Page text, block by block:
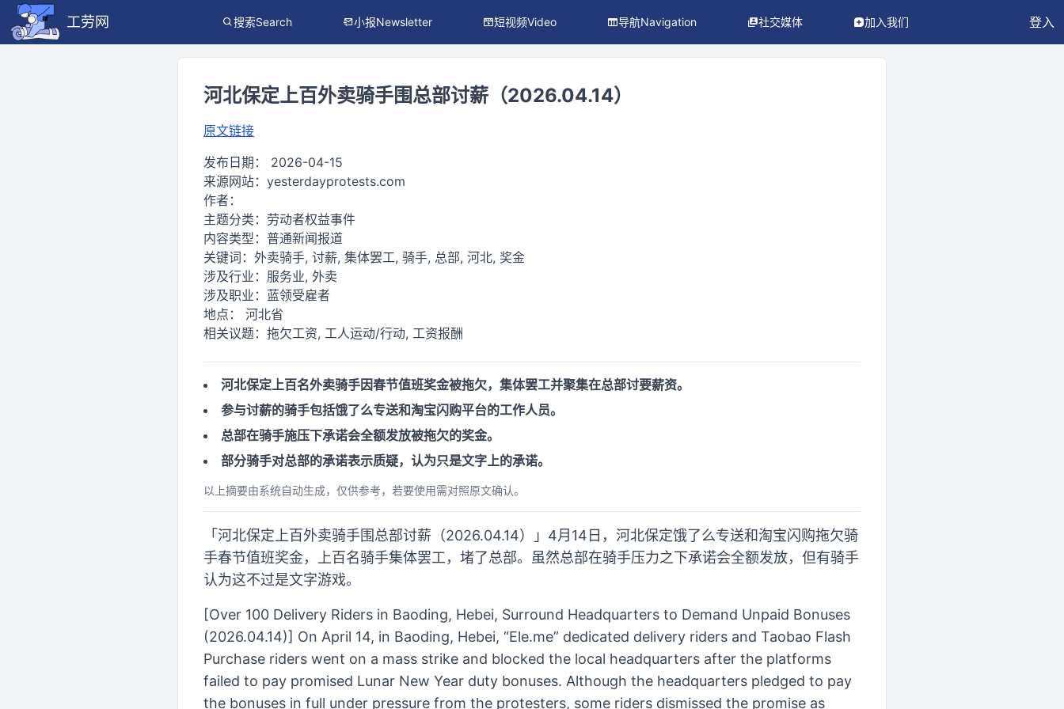
工劳网 搜索Search 小报Newsletter 短视频Video 导航Navigation 社交媒体 加入我们 登入
河北保定上百外卖骑手围总部讨薪（2026.04.14）
原文链接
发布日期： 2026-04-15
来源网站： yesterdayprotests.com
作者：
主题分类： 劳动者权益事件
内容类型： 普通新闻报道
关键词： 外卖骑手, 讨薪, 集体罢工, 骑手, 总部, 河北, 奖金
涉及行业： 服务业, 外卖
涉及职业： 蓝领受雇者
地点： 河北省
相关议题： 拖欠工资, 工人运动/行动, 工资报酬
河北保定上百名外卖骑手因春节值班奖金被拖欠，集体罢工并聚集在总部讨要薪资。
参与讨薪的骑手包括饿了么专送和淘宝闪购平台的工作人员。
总部在骑手施压下承诺会全额发放被拖欠的奖金。
部分骑手对总部的承诺表示质疑，认为只是文字上的承诺。
以上摘要由系统自动生成，仅供参考，若要使用需对照原文确认。
「河北保定上百外卖骑手围总部讨薪（2026.04.14）」4月14日，河北保定饿了么专送和淘宝闪购拖欠骑
手春节值班奖金，上百名骑手集体罢工，堵了总部。虽然总部在骑手压力之下承诺会全额发放，但有骑手
认为这不过是文字游戏。
[Over 100 Delivery Riders in Baoding, Hebei, Surround Headquarters to Demand Unpaid Bonuses
(2026.04.14)] On April 14, in Baoding, Hebei, “Ele.me” dedicated delivery riders and Taobao Flash
Purchase riders went on a mass strike and blocked the local headquarters after the platforms
failed to pay promised Lunar New Year duty bonuses. Although the headquarters pledged to pay
the bonuses in full under pressure from the protesters, some riders dismissed the promise as